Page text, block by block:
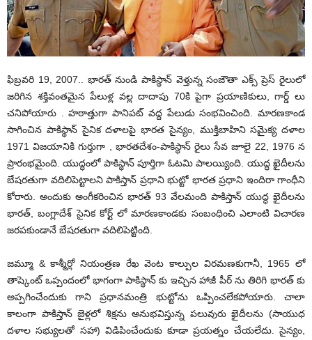
ఫిబ్రవరి 19, 2007.. భారత్ నుండి పాకిస్థాన్ వెళ్తున్న సంజౌతా ఎక్స్ ప్రెస్ రైలులో
జరిగిన శక్తివంతమైన పేలుళ్ల వల్ల దాదాపు 70కి పైగా ప్రయాణికులు, గార్డ్ లు
చనిపోయారు . హఠాత్తుగా పానిపట్ వద్ద పేలుడు సంభవించింది. మారణకాండ
సాగించిన పాకిస్థాన్ సైనిక దళాలపై భారత సైన్యం, ముక్తిబాహిని సమైక్య దళాల
1971 విజయానికి గుర్తుగా , భారతదేశం-పాకిస్థాన్ రైలు సేవ జూలై 22, 1976 న
ప్రారంభమైంది. యుద్ధంలో పాకిస్థాన్ పూర్తిగా ఓటమి పాలయ్యింది. యుద్ధ ఖైదీలను
బేషరతుగా వదిలిపెట్టాలని పాకిస్తాన్ ప్రధాని భుట్టో భారత ప్రధాని ఇందిరా గాంధీని
కోరారు. అందుకు అంగీకరించిన భారత్ 93 వేలమంది పాకిస్తాన్ యుద్ధ ఖైదీలను
భారత్, బంగ్లాదేశ్ సైనిక కోర్ట్ లో మారణకాండకు సంబంధించి ఎలాంటి విచారణ
జరపకుండానే బేషరతుగా వదిలిపెట్టింది.
జమ్మూ & కాశ్మీర్లో నియంత్రణ రేఖ వెంట కాల్పుల విరమణకుగానీ, 1965 లో
తాష్కెంట్ ఒప్పందంలో భాగంగా పాకిస్థాన్ కు ఇచ్చిన హాజీ పీర్ ను తిరిగి భారత్ కు
అప్పగించేందుకు గాని ప్రధానమంత్రి భుట్టోను ఒప్పించలేకపోయారు. చాలా
కాలంగా పాకిస్తాన్ జైళ్లలో శిక్షను అనుభవిస్తున్న పలువురు ఖైదీలను (సాయుధ
దళాల సభ్యులతో సహా) విడిపించేందుకు కూడా ప్రయత్నం చేయలేదు. సైన్యం,